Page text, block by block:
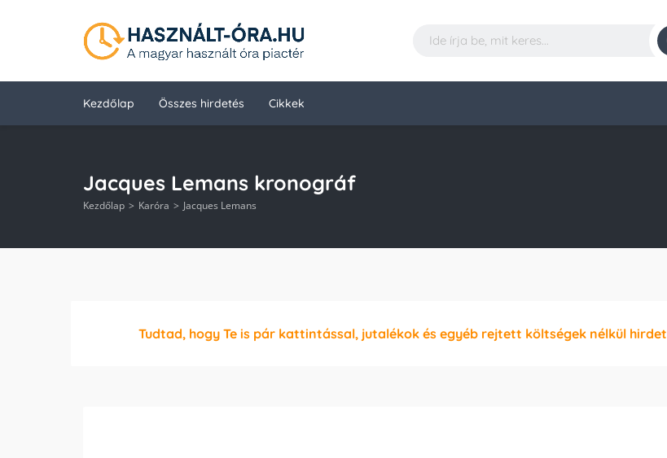
Kezdőlap Összes hirdetés Cikkek
Jacques Lemans kronográf
Kezdőlap Karóra Jacques Lemans
Tudtad, hogy Te is pár kattintással, jutalékok és egyéb rejtett költségek nélkül